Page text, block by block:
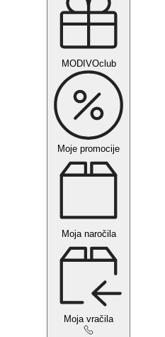
MODIVOclub
Moje promocije
Moja naročila
Moja vračila